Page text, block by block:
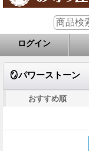
ログイン
🪞パワーストーン
おすすめ順